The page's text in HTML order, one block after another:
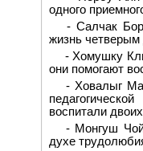
одного
- Салчак
жизнь четверым
- Хомушку
они помогают
- Ховалыг
воспитали
- Монгуш
духе